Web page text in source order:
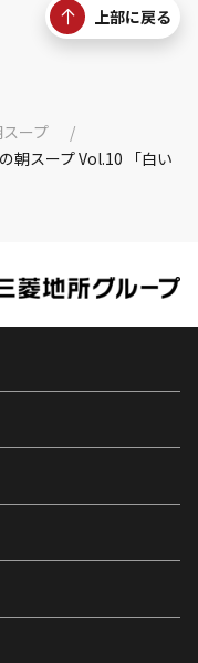
上部に戻る
ープ
朝スープ Vol.10 「白い